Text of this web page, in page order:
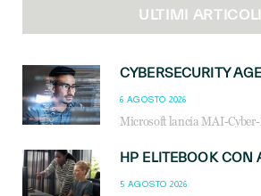
ULTIMI ARTICOLI
6 AGOSTO 2026
5 AGOSTO 2026